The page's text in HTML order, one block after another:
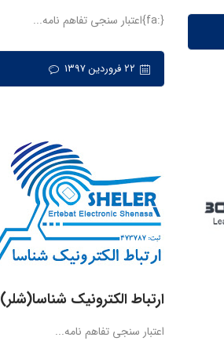
{:fa}اعتبار سنجی تفاهم نامه...
ارتباط الکترونیک شناسا(شلر)
اعتبار سنجی تفاهم نامه...